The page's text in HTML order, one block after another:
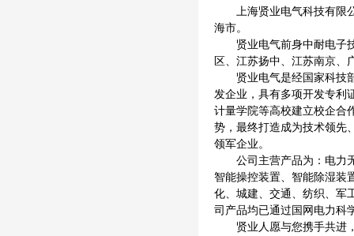
上海贤业电气科技有限
海市。
贤业电气前身中耐电子
区、江苏扬中、江苏南京、
贤业电气是经国家科技
发企业，具有多项开发专利
计量学院等高校建立校企合
势，最终打造成为技术领先
领军企业。
公司主营产品为：电力
智能操控装置、智能除湿装
化、城建、交通、纺织、军
司产品均已通过国网电力科
贤业人愿与您携手共进